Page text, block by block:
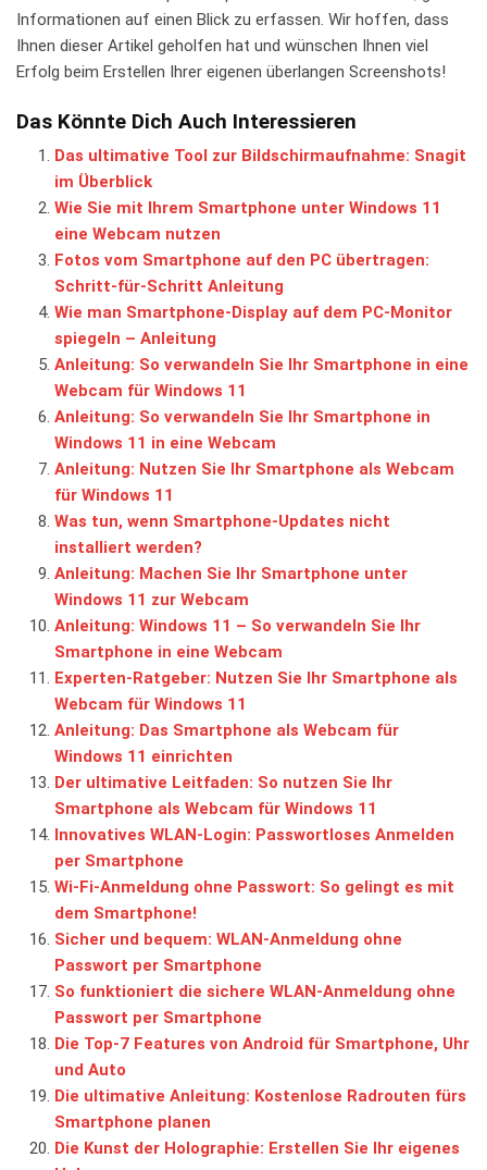
Informationen auf einen Blick zu erfassen. ​Wir hoffen, dass
Ihnen dieser⁢ Artikel ​geholfen ⁣hat und wünschen ‍Ihnen viel
Erfolg beim Erstellen ⁤Ihrer​ eigenen überlangen Screenshots!
Das Könnte Dich Auch Interessieren
Das ultimative Tool zur Bildschirmaufnahme: Snagit
im Überblick
Wie Sie mit Ihrem Smartphone unter Windows 11
eine Webcam nutzen
Fotos vom Smartphone auf den PC übertragen:
Schritt-für-Schritt Anleitung
Wie man Smartphone-Display auf dem PC-Monitor
spiegeln – Anleitung
Anleitung: So verwandeln Sie Ihr Smartphone in eine
Webcam für Windows 11
Anleitung: So verwandeln Sie Ihr Smartphone in
Windows 11 in eine Webcam
Anleitung: Nutzen Sie Ihr Smartphone als Webcam
für Windows 11
Was tun, wenn Smartphone-Updates nicht
installiert werden?
Anleitung: Machen Sie Ihr Smartphone unter
Windows 11 zur Webcam
Anleitung: Windows 11 – So verwandeln Sie Ihr
Smartphone in eine Webcam
Experten-Ratgeber: Nutzen Sie Ihr Smartphone als
Webcam für Windows 11
Anleitung: Das Smartphone als Webcam für
Windows 11 einrichten
Der ultimative Leitfaden: So nutzen Sie Ihr
Smartphone als Webcam für Windows 11
Innovatives WLAN-Login: Passwortloses Anmelden
per Smartphone
Wi-Fi-Anmeldung ohne Passwort: So gelingt es mit
dem Smartphone!
Sicher und bequem: WLAN-Anmeldung ohne
Passwort per Smartphone
So funktioniert die sichere WLAN-Anmeldung ohne
Passwort per Smartphone
Die Top-7 Features von Android für Smartphone, Uhr
und Auto
Die ultimative Anleitung: Kostenlose Radrouten fürs
Smartphone planen
Die Kunst der Holographie: Erstellen Sie Ihr eigenes